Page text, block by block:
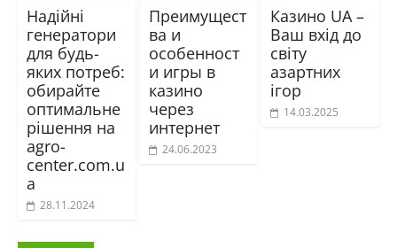
Надійні
генератори
для будь-
яких потреб:
обирайте
оптимальне
рішення на
agro-
center.com.u
a
28.11.2024
Преимущест
ва и
особенност
и игры в
казино
через
интернет
24.06.2023
Казино UA –
Ваш вхід до
світу
азартних
ігор
14.03.2025